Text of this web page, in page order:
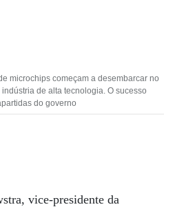
microchips começam a desembarcar no
de alta tecnologia. O sucesso
do governo
vice-presidente da